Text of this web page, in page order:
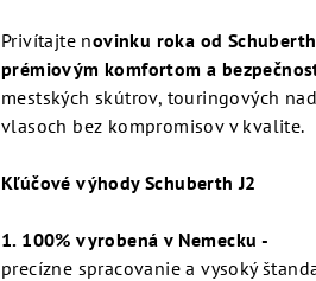
Privítajte novinku roka od
prémiovým komfortom a
mestských skútrov, touringových
vlasoch bez kompromisov v kvalite.
Kľúčové výhody Schuberth J2
1. 100% vyrobená v Nemecku -
precízne spracovanie a vysoký